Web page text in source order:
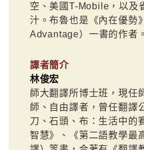
空、美國T-Mobile，以及
汁。布魯也是《內在優勢
Advantage）一書的作者。
譯者簡介
林俊宏
師大翻譯所博士班，現任
師、自由譯者，曾任翻譯
刀、石頭、布：生活中的
智慧》、《第二語教學最